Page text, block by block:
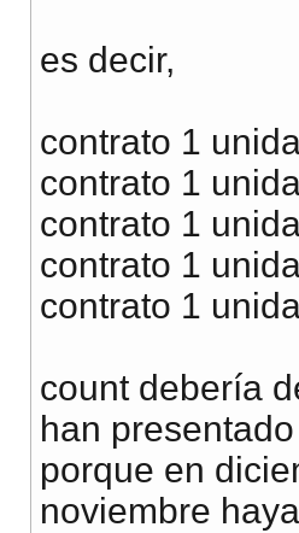
es decir,
contrato 1
contrato 1
contrato 1
contrato 1
contrato 1
count debería
han
porque en
noviembre